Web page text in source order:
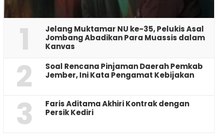
1
Jelang Muktamar NU ke-35, Pelukis Asal
Jombang Abadikan Para Muassis dalam
Kanvas
2
‎Soal Rencana Pinjaman Daerah Pemkab
Jember, Ini Kata Pengamat Kebijakan ‎
3
Faris Aditama Akhiri Kontrak dengan
Persik Kediri